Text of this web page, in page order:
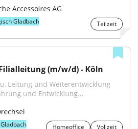
Accessoires AG
Gladbach Teilzeit
(m/w/d) - Köln
Leitung und Weiterentwicklung
und Entwicklung...
Homeoffice Vollzeit